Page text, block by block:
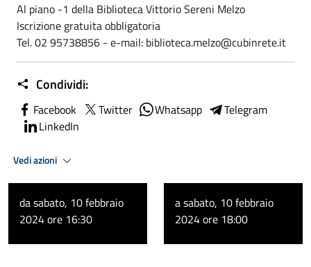
Al piano -1 della Biblioteca Vittorio Sereni Melzo
Iscrizione gratuita obbligatoria
Tel. 02 95738856 - e-mail: biblioteca.melzo@cubinrete.it
Condividi:
Facebook Twitter Whatsapp
Telegram
LinkedIn
Vedi azioni
da sabato, 10 febbraio
2024 ore 16:30
a sabato, 10 febbraio
2024 ore 18:00